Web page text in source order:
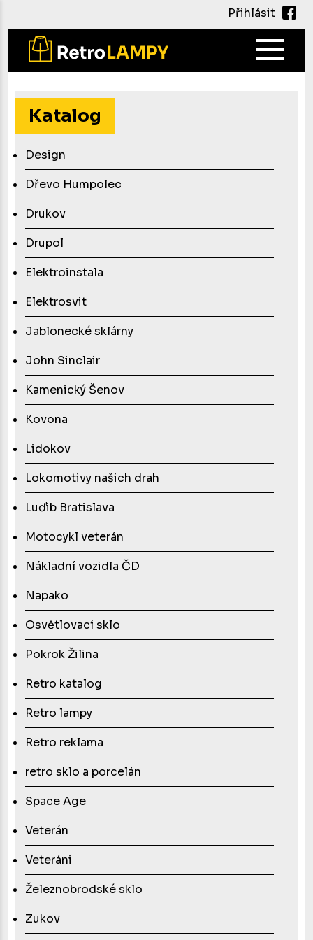
hlavnímu
obsahu
Přihlásit
Main
Katalog
Design
Dřevo Humpolec
Drukov
Drupol
Elektroinstala
Elektrosvit
Jablonecké sklárny
John Sinclair
Kamenický Šenov
Kovona
Lidokov
Lokomotivy našich drah
Luďib Bratislava
Motocykl veterán
Nákladní vozidla ČD
Napako
Osvětlovací sklo
Pokrok Žilina
Retro katalog
Retro lampy
Retro reklama
retro sklo a porcelán
Space Age
Veterán
Veteráni
Železnobrodské sklo
Zukov